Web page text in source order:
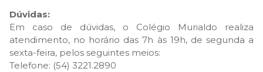
Dúvidas:
Em caso de dúvidas, o Colégio Murialdo realiza
atendimento, no horário das 7h às 19h, de segunda a
sexta-feira, pelos seguintes meios:
Telefone: (54) 3221.2890